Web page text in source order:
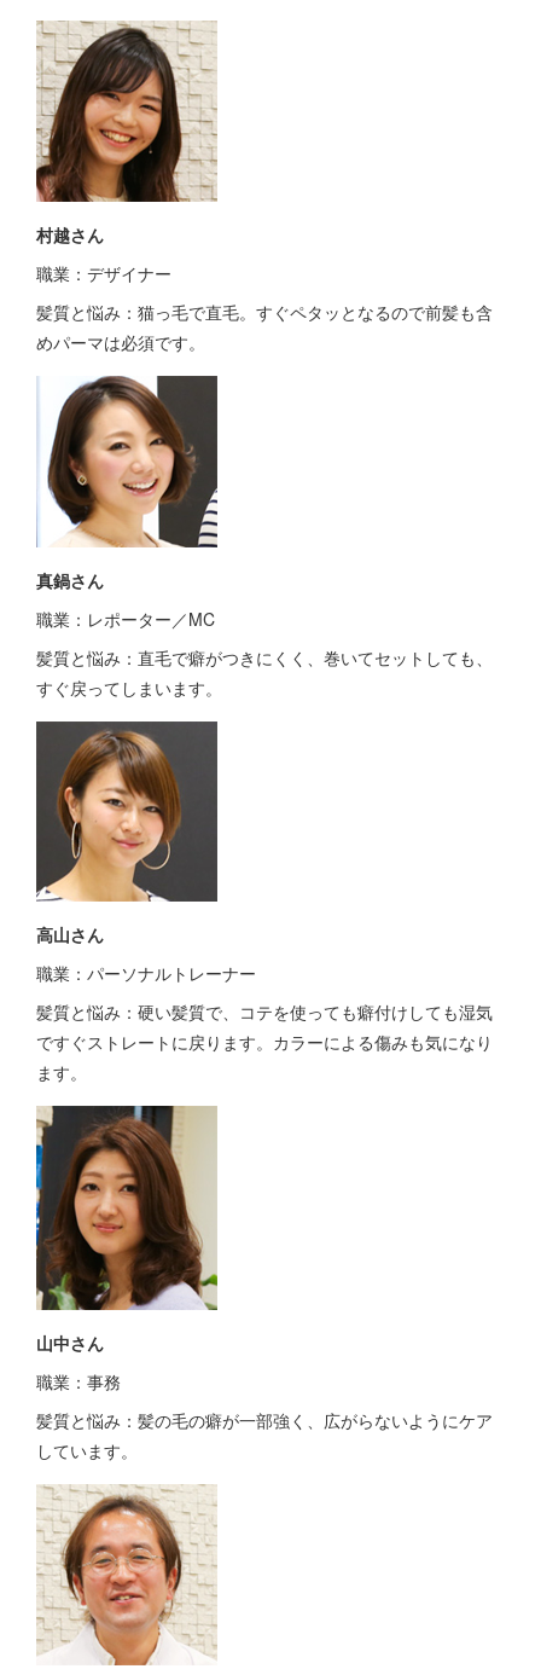
村越さん
職業：デザイナー
髪質と悩み：猫っ毛で直毛。すぐペタッとなるので前髪も含
めパーマは必須です。
真鍋さん
職業：レポーター／MC
髪質と悩み：直毛で癖がつきにくく、巻いてセットしても、
すぐ戻ってしまいます。
高山さん
職業：パーソナルトレーナー
髪質と悩み：硬い髪質で、コテを使っても癖付けしても湿気
ですぐストレートに戻ります。カラーによる傷みも気になり
ます。
山中さん
職業：事務
髪質と悩み：髪の毛の癖が一部強く、広がらないようにケア
しています。